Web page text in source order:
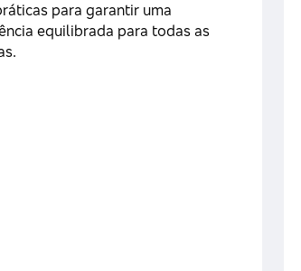
para garantir uma
equilibrada para todas as